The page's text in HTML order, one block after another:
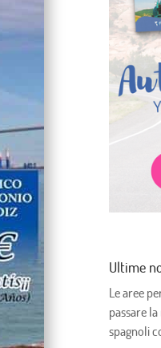
Ultime
Le aree
passare
spagnoli